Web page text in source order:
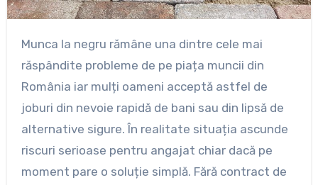
Munca la negru rămâne una dintre cele mai
răspândite probleme de pe piața muncii din
România iar mulți oameni acceptă astfel de
joburi din nevoie rapidă de bani sau din lipsă de
alternative sigure. În realitate situația ascunde
riscuri serioase pentru angajat chiar dacă pe
moment pare o soluție simplă. Fără contract de